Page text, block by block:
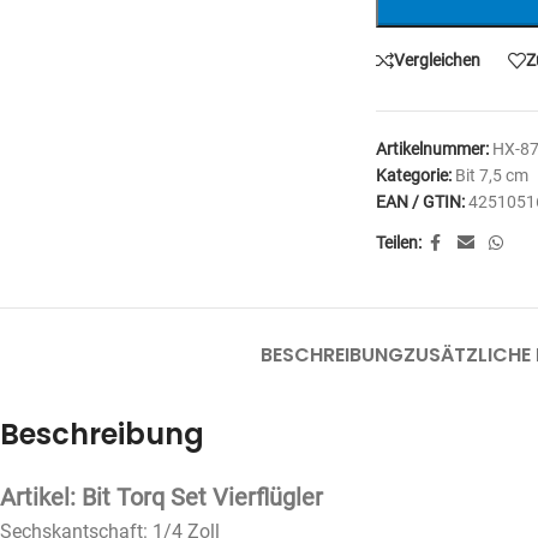
Vergleichen
Artikelnummer: HX-
Kategorie: Bit 7,5 cm
EAN / GTIN:
Teilen:
BESCHREIBUNG
Beschreibung
Artikel: Bit Torq Set Vierflügler
Sechskantschaft: 1/4 Zoll